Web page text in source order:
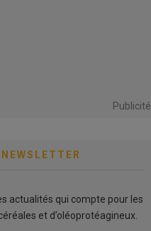
Publicité
actualités qui compte pour les
et d’oléoprotéagineux.